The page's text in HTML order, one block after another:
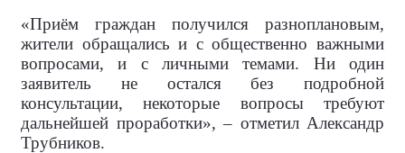
«Приём граждан получился разноплановым,
жители обращались и с общественно важными
вопросами, и с личными темами. Ни один
заявитель не остался без подробной
консультации, некоторые вопросы требуют
дальнейшей проработки», – отметил Александр
Трубников.